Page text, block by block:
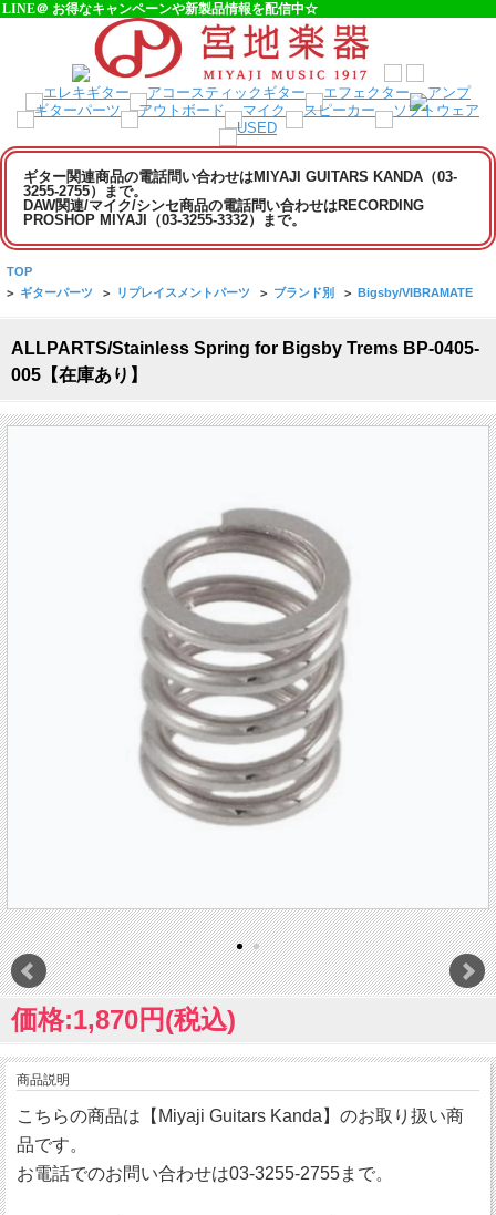
LINE＠ お得なキャンペーンや新製品情報を配信中☆
ギター関連商品の電話問い合わせはMIYAJI GUITARS KANDA（03-
3255-2755）まで。
DAW関連/マイク/シンセ商品の電話問い合わせはRECORDING
PROSHOP MIYAJI（03-3255-3332）まで。
TOP
> ギターパーツ > リプレイスメントパーツ > ブランド別 > Bigsby/VIBRAMATE
ALLPARTS/Stainless Spring for Bigsby Trems BP-0405-
005【在庫あり】
価格:1,870円(税込)
商品説明
こちらの商品は【Miyaji Guitars Kanda】のお取り扱い商
品です。
お電話でのお問い合わせは03-3255-2755まで。